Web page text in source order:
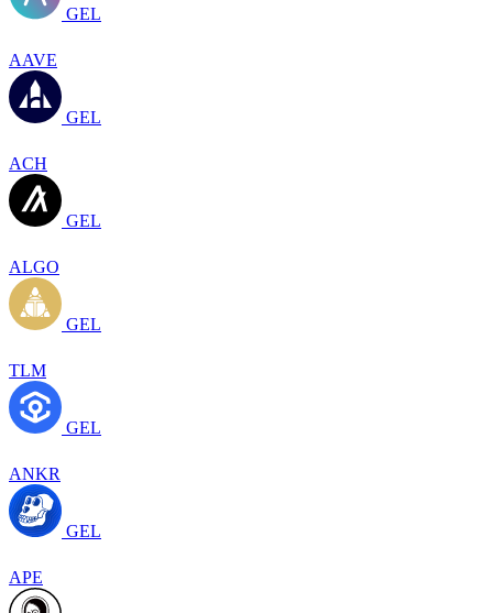
GEL
AAVE
GEL
ACH
GEL
ALGO
GEL
TLM
GEL
ANKR
GEL
APE